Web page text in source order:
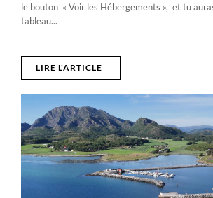
le bouton « Voir les Hébergements », et tu
tableau...
LIRE L'ARTICLE